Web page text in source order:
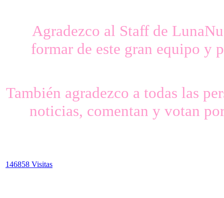
Agradezco al Staff de
formar de este gran equipo y
También agradezco a todas las
noticias, comentan y votan
146858 Visitas